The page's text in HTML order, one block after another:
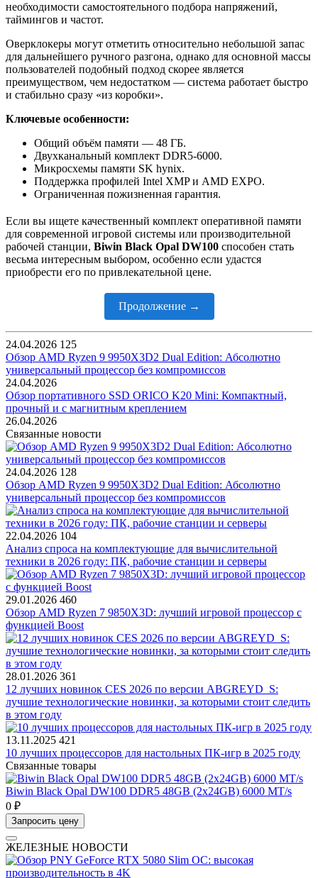
необходимости самостоятельного подбора напряжений,
таймингов и частот.
Оверклокеры могут отметить относительно небольшой запас
для дальнейшего ручного разгона, однако для основной массы
пользователей подобный подход скорее является
преимуществом, чем недостатком — система работает быстро
и стабильно сразу «из коробки».
Ключевые особенности:
Общий объём памяти — 48 ГБ.
Двухканальный комплект DDR5-6000.
Микросхемы памяти SK hynix.
Поддержка профилей Intel XMP и AMD EXPO.
Ограниченная пожизненная гарантия.
Если вы ищете качественный комплект оперативной памяти
для современной игровой системы или производительной
рабочей станции, Biwin Black Opal DW100 способен стать
весьма интересным выбором, особенно если удастся
приобрести его по привлекательной цене.
Продолжение →
24.04.2026 125
Обзор AMD Ryzen 9 9950X3D2 Dual Edition: Абсолютно
универсальный процессор без компромиссов
24.04.2026
Обзор портативного SSD ORICO K20 Mini: Компактный,
прочный и с магнитным креплением
26.04.2026
Связанные новости
24.04.2026 128
Обзор AMD Ryzen 9 9950X3D2 Dual Edition: Абсолютно
универсальный процессор без компромиссов
22.04.2026 104
Анализ спроса на комплектующие для вычислительной
техники в 2026 году: ПК, рабочие станции и серверы
29.01.2026 460
Обзор AMD Ryzen 7 9850X3D: лучший игровой процессор с
функцией Boost
28.01.2026 361
12 лучших новинок CES 2026 по версии ABGREYD_S:
лучшие технологические новинки, за которыми стоит следить
в этом году
13.11.2025 421
10 лучших процессоров для настольных ПК-игр в 2025 году
Связанные товары
Biwin Black Opal DW100 DDR5 48GB (2x24GB) 6000 MT/s
0 ₽
Запросить цену
ЖЕЛЕЗНЫЕ НОВОСТИ